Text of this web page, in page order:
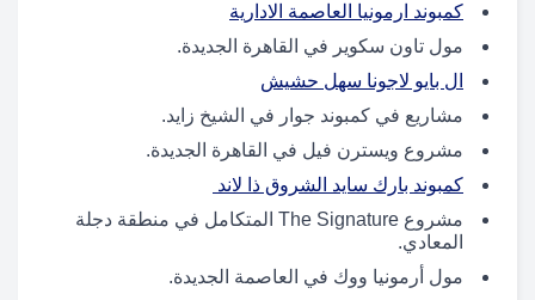
كمبوند ارمونيا العاصمة الادارية
مول تاون سكوير في القاهرة الجديدة.
ال بايو لاجونا سهل حشيش
مشاريع في كمبوند جوار في الشيخ زايد.
مشروع ويسترن فيل في القاهرة الجديدة.
كمبوند بارك سايد الشروق ذا لاند
مشروع The Signature المتكامل في منطقة دجلة
المعادي.
مول أرمونيا ووك في العاصمة الجديدة.